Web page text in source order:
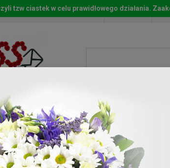
Start
Kwiaty
tzw ciastek w celu prawidłowego działania.